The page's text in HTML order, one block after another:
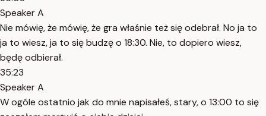
Speaker A
Nie mówię, że mówię, że gra właśnie też się odebrał. No ja to
ja to wiesz, ja to się budzę o 18:30. Nie, to dopiero wiesz,
będę odbierał.
35:23
Speaker A
W ogóle ostatnio jak do mnie napisałeś, stary, o 13:00 to się